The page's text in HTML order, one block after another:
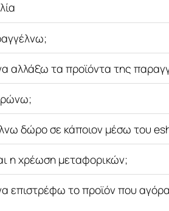
αλλάξω τα προϊόντα της
δώρο σε κάποιον μέσω του
η χρέωση μεταφορικών;
επιστρέφω το προϊόν που